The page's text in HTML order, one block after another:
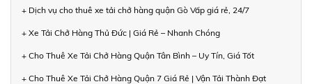
+ Dịch vụ cho thuê xe tải chở hàng quận Gò Vấp giá rẻ, 24/7
+ Xe Tải Chở Hàng Thủ Đức | Giá Rẻ – Nhanh Chóng
+ Cho Thuê Xe Tải Chở Hàng Quận Tân Bình – Uy Tín, Giá Tốt
+ Cho Thuê Xe Tải Chở Hàng Quận 7 Giá Rẻ | Vận Tải Thành Đạt